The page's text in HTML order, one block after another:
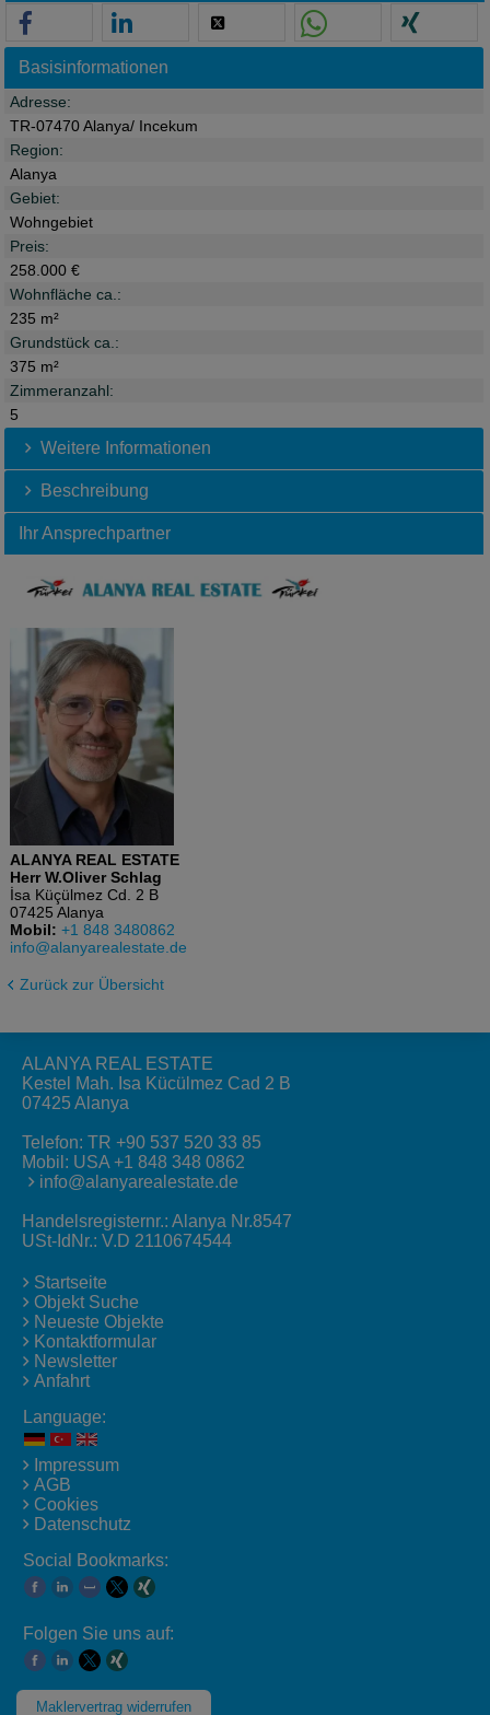
Basisinformationen
Adresse:
TR-07470 Alanya/ Incekum
Region:
Alanya
Gebiet:
Wohngebiet
Preis:
258.000 €
Wohnfläche ca.:
235 m²
Grundstück ca.:
375 m²
Zimmeranzahl:
5
Weitere Informationen
Beschreibung
Ihr Ansprechpartner
ALANYA REAL ESTATE
Herr W.Oliver Schlag
İsa Küçülmez Cd. 2 B
07425 Alanya
Mobil: +1 848 3480862
info@alanyarealestate.de
Zurück zur Übersicht
ALANYA REAL ESTATE
Kestel Mah. Isa Kücülmez Cad 2 B
07425 Alanya
Telefon: TR +90 537 520 33 85
Mobil: USA +1 848 348 0862
info@alanyarealestate.de
Handelsregisternr.: Alanya Nr.8547
USt-IdNr.: V.D 2110674544
Startseite
Objekt Suche
Neueste Objekte
Kontaktformular
Newsletter
Anfahrt
Language:
Impressum
AGB
Cookies
Datenschutz
Social Bookmarks:
Folgen Sie uns auf:
Maklervertrag widerrufen